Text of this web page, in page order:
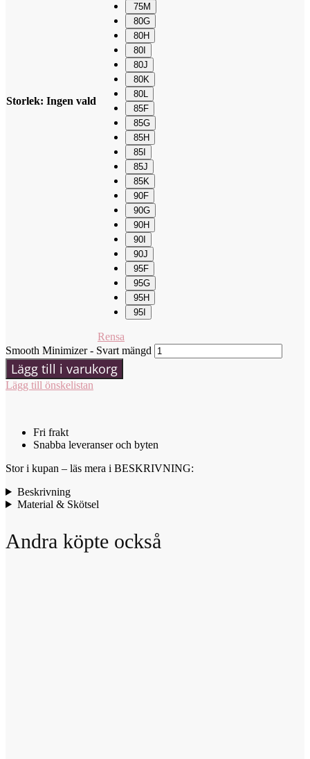
Storlek: Ingen vald
75M
80G
80H
80I
80J
80K
80L
85F
85G
85H
85I
85J
85K
90F
90G
90H
90I
90J
95F
95G
95H
95I
Rensa
Smooth Minimizer - Svart mängd
Lägg till i varukorg
Lägg till önskelistan
Fri frakt
Snabba leveranser och byten
Stor i kupan – läs mera i BESKRIVNING:
Beskrivning
Material & Skötsel
Andra köpte också